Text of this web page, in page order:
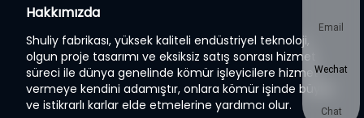
Hakkımızda
Shuliy fabrikası, yüksek kaliteli endüstriyel teknoloji,
olgun proje tasarımı ve eksiksiz satış sonrası hizmet
süreci ile dünya genelinde kömür işleyicilere hizmet
vermeye kendini adamıştır, onlara kömür işinde büyük
ve istikrarlı karlar elde etmelerine yardımcı olur.
Email
Wechat
Chat